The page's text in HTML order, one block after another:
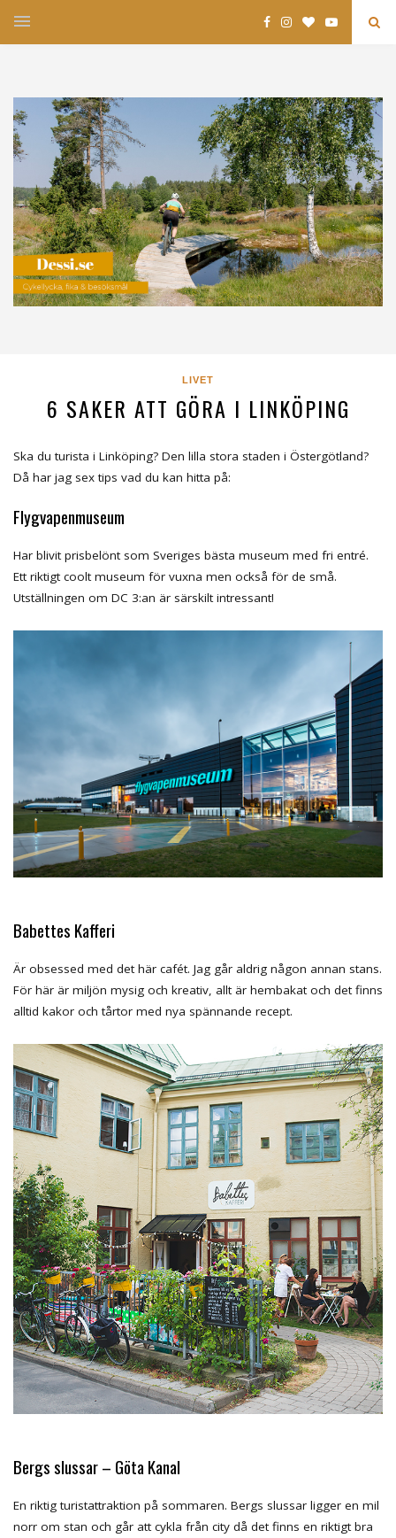
LIVET
6 SAKER ATT GÖRA I LINKÖPING
Ska du turista i Linköping? Den lilla stora staden i Östergötland?
Då har jag sex tips vad du kan hitta på:
Flygvapenmuseum
Har blivit prisbelönt som Sveriges bästa museum med fri entré.
Ett riktigt coolt museum för vuxna men också för de små.
Utställningen om DC 3:an är särskilt intressant!
Babettes Kafferi
Är obsessed med det här cafét. Jag går aldrig någon annan stans.
För här är miljön mysig och kreativ, allt är hembakat och det finns
alltid kakor och tårtor med nya spännande recept.
Bergs slussar – Göta Kanal
En riktig turistattraktion på sommaren. Bergs slussar ligger en mil
norr om stan och går att cykla från city då det finns en riktigt bra